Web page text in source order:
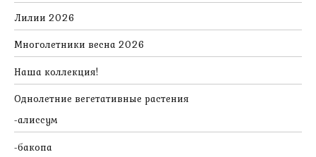
Лилии 2026
Многолетники весна 2026
Наша коллекция!
Однолетние вегетативные растения
алиссум
бакопа